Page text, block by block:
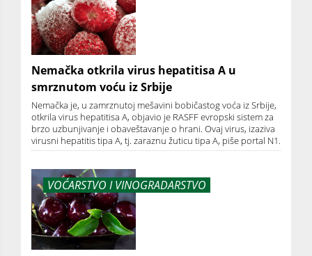
Nemačka otkrila virus hepatitisa A u
smrznutom voću iz Srbije
Nemačka je, u zamrznutoj mešavini bobičastog voća iz Srbije,
otkrila virus hepatitisa A, objavio je RASFF evropski sistem za
brzo uzbunjivanje i obaveštavanje o hrani. Ovaj virus, izaziva
virusni hepatitis tipa A, tj. zaraznu žuticu tipa A, piše portal N1.
VOĆARSTVO I VINOGRADARSTVO